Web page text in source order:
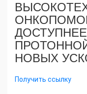
НОВЫХ
Получить ссылку